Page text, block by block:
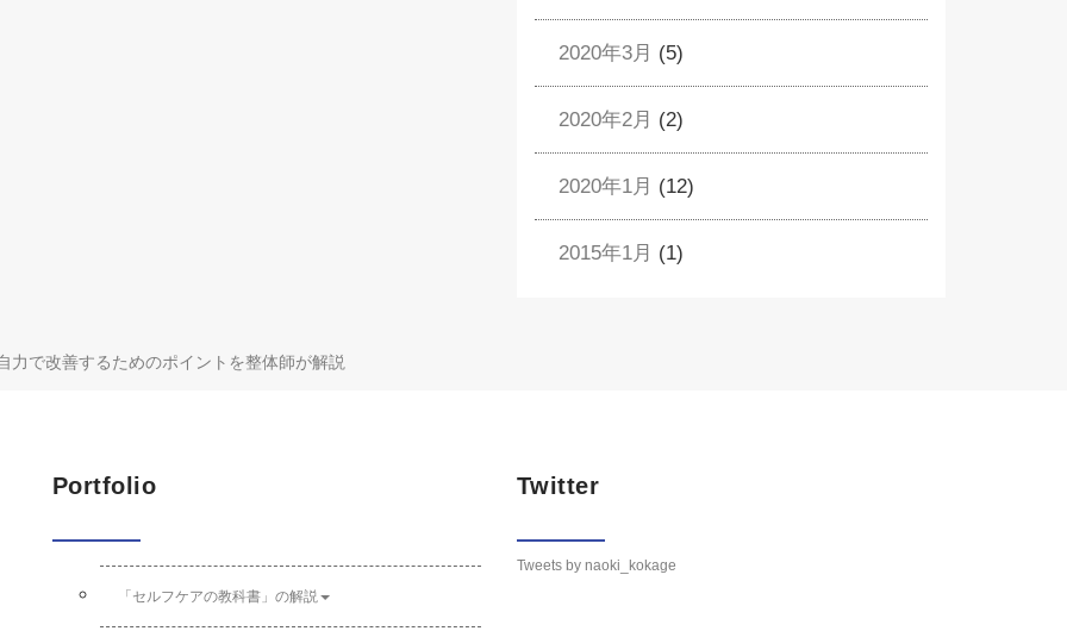
2020年3月 (5)
2020年2月 (2)
2020年1月 (12)
2015年1月 (1)
力で改善するためのポイントを整体師が解説
Portfolio
「セルフケアの教科書」の解説
Twitter
Tweets by naoki_kokage